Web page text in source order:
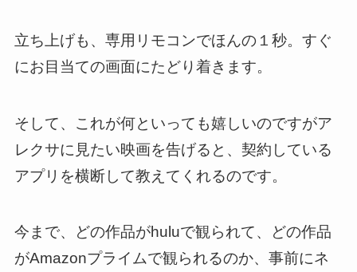
立ち上げも、専用リモコンでほんの１秒。すぐ
にお目当ての画面にたどり着きます。
そして、これが何といっても嬉しいのですがア
レクサに見たい映画を告げると、 契約している
アプリを横断して教えてくれるのです。
今まで、どの作品がhuluで観られて、どの作品
がAmazonプライムで観られるのか、事前にネ